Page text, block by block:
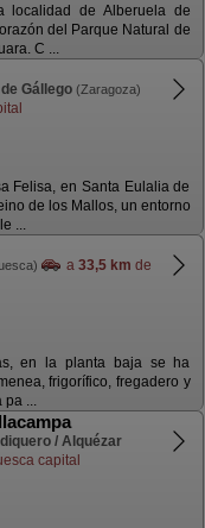
localidad de Alberuela de
del Parque Natural de
C ...
Gállego (Zaragoza)
Felisa, en Santa Eulalia de
de los Mallos, un entorno
...
a 33,5 km de
en la planta baja se ha
frigorífico, fregadero y
pa ...
/ Alquézar
capital